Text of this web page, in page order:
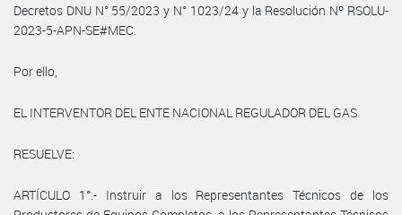
Decretos DNU N° 55/2023 y N° 1023/24 y la Resolución Nº RSOLU-
2023-5-APN-SE#MEC.
Por ello,
EL INTERVENTOR DEL ENTE NACIONAL REGULADOR DEL GAS
RESUELVE:
ARTÍCULO 1°.- Instruir a los Representantes Técnicos de los